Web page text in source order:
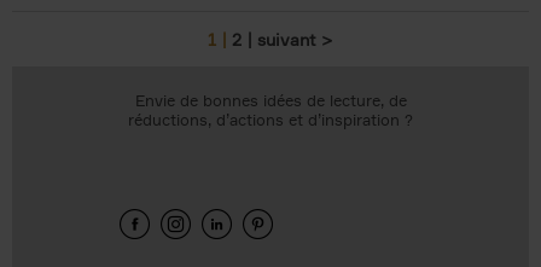
1 2 suivant >
Envie de bonnes idées de lecture, de
réductions, d’actions et d’inspiration ?